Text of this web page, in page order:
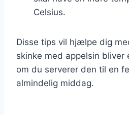
Celsius.
Disse tips vil hjælpe dig
skinke med appelsin bliver
om du serverer den til en
almindelig middag.